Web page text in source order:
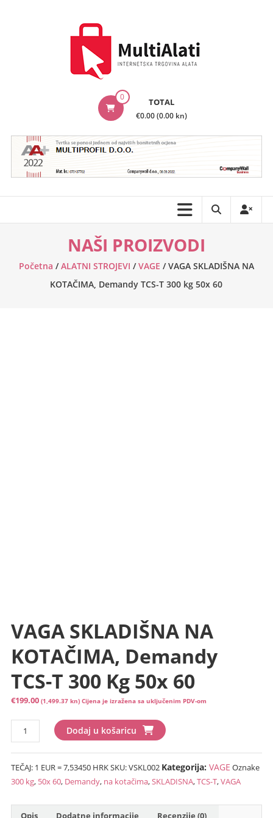
Internetska
trgovina
alata
0 TOTAL
€0.00 (0.00 kn)
NAŠI PROIZVODI
Početna /ALATNI STROJEVI /VAGE / VAGA SKLADIŠNA NA
KOTAČIMA, Demandy TCS-T 300 kg 50x 60
VAGA SKLADIŠNA NA
KOTAČIMA, Demandy
TCS-T 300 Kg 50x 60
€199.00 (1,499.37 kn) Cijena je izražena sa uključenim PDV-om
VAGA
SKLADIŠNA
NA
KOTAČIMA,
Demandy
Dodaj u košaricu
TEČAJ: 1 EUR = 7,53450 HRKSKU:VSKL002 Kategorija: VAGE Oznake
300 kg, 50x 60, Demandy, na kotačima,SKLADISNA,TCS-T,VAGA
Opis Dodatne informacije Recenzije (0)